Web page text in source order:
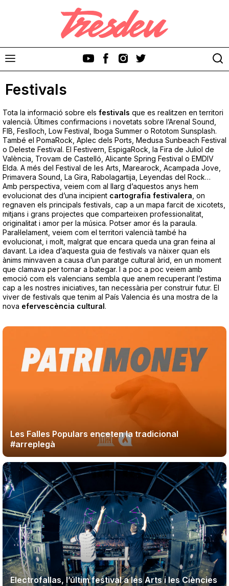
Discos
Videoclips
Cinema i Televisió
Festivals
Teatre
Internet
Llibres
La Llista
Festivals
Tota la informació sobre els festivals que es realitzen en territori
valencià. Últimes confirmacions i novetats sobre l’Arenal Sound,
FIB, Feslloch, Low Festival, Iboga Summer o Rototom Sunsplash.
També el PomaRock, Aplec dels Ports, Medusa Sunbeach Festival
o Deleste Festival. El Festivern, EspigaRock, la Fira de Juliol de
València, Trovam de Castelló, Alicante Spring Festival o EMDIV
Elda. A més del Festival de les Arts, Marearock, Acampada Jove,
Primavera Sound, La Gira, Rabolagartija, Leyendas del Rock…
Amb perspectiva, veiem com al llarg d’aquestos anys hem
evolucionat des d’una incipient cartografia festivalera , on
regnaven els principals festivals, cap a un mapa farcit de xicotets,
mitjans i grans projectes que comparteixen professionalitat,
originalitat i amor per la música. Potser amor és la paraula.
Paral·lelament, veiem com el territori valencià també ha
evolucionat, i molt, malgrat que encara queda una gran feina al
davant. La idea d’aquesta guia de festivals va nàixer quan els
ànims minvaven a causa d’un paratge cultural àrid, en un moment
que clamava per tornar a bategar. I a poc a poc veiem amb
emoció com els valencians sembla que anem recuperant l’estima
cap a les nostres iniciatives, tan necessària per construir futur. El
viver de festivals que tenim al País Valencia és una mostra de la
nova efervescència cultural.
Les Falles Populars enceten la tradicional
#arreplegà
Electrofallas, l’últim festival a les Arts i les Ciències